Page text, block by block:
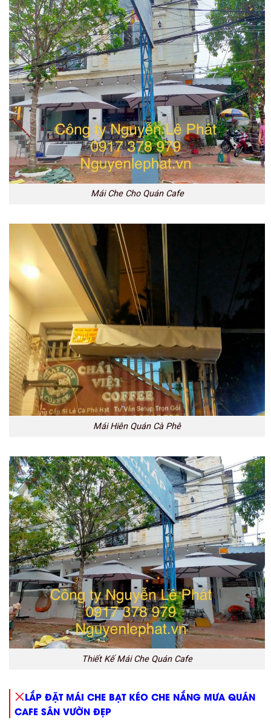
Mái Che Cho Quán Cafe
Mái Hiên Quán Cà Phê
Thiết Kế Mái Che Quán Cafe
LẮP ĐẶT MÁI CHE BẠT KÉO CHE NẮNG MƯA QUÁN
CAFE SÂN VƯỜN ĐẸP